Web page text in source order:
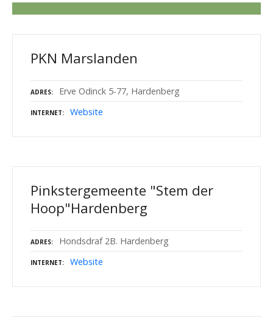
PKN Marslanden
ADRES Erve Odinck 5-77, Hardenberg
INTERNET Website
Pinkstergemeente "Stem der
Hoop"Hardenberg
ADRES Hondsdraf 2B. Hardenberg
INTERNET Website